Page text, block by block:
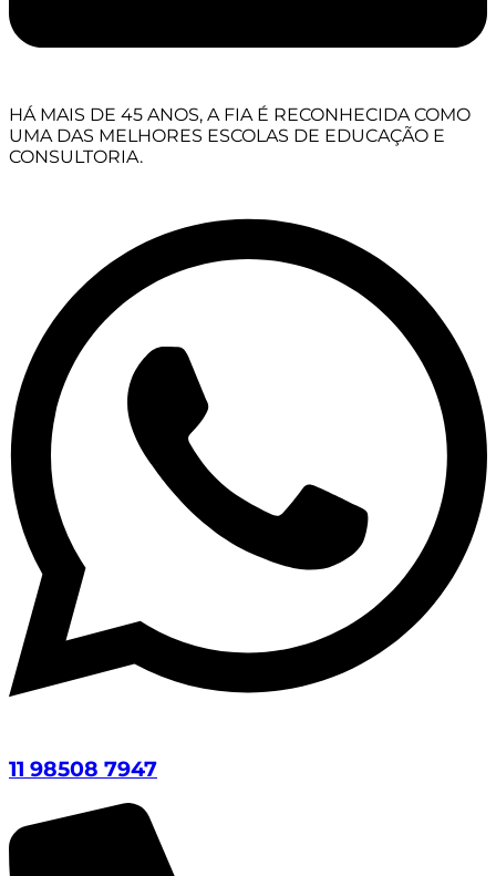
HÁ MAIS DE 45 ANOS, A FIA É RECONHECIDA COMO
UMA DAS MELHORES ESCOLAS DE EDUCAÇÃO E
CONSULTORIA.
11 98508 7947